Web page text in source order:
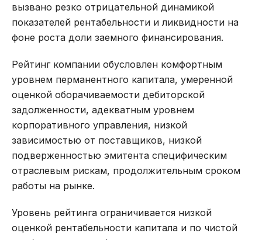
вызвано резко отрицательной динамикой
показателей рентабельности и ликвидности на
фоне роста доли заемного финансирования.
Рейтинг компании обусловлен комфортным
уровнем перманентного капитала, умеренной
оценкой оборачиваемости дебиторской
задолженности, адекватным уровнем
корпоративного управления, низкой
зависимостью от поставщиков, низкой
подверженностью эмитента специфическим
отраслевым рискам, продолжительным сроком
работы на рынке.
Уровень рейтинга ограничивается низкой
оценкой рентабельности капитала и по чистой